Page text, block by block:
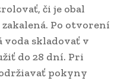
či je obal
Po otvorení
voda skladovať v
do 28 dní. Pri
pokyny